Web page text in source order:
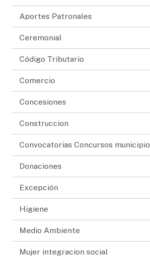
Aportes Patronales
Ceremonial
Código Tributario
Comercio
Concesiones
Construccion
Convocatorias Concursos municipio
Donaciones
Excepción
Higiene
Medio Ambiente
Mujer integracion social